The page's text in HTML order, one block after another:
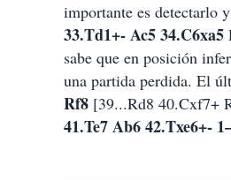
importante es detectarlo
33.Td1+- Ac5 34.C6xa5
sabe que en posición
una partida perdida. El
Rf8 [39...Rd8 40.Cxf7+
41.Te7 Ab6 42.Txe6+-